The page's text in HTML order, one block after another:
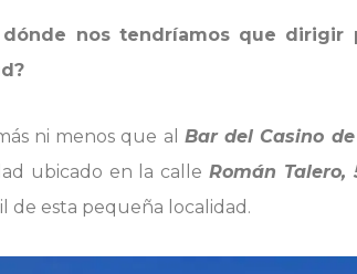
dónde nos tendríamos que
ni menos que al Bar del Casino
ubicado en la calle Román Talero,
de esta pequeña localidad.